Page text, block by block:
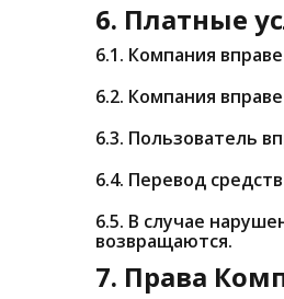
6. Платные
6.1. Компания
6.2. Компания
6.3. Пользователь
6.4. Перевод
6.5. В случае
возвращаются.
7. Права